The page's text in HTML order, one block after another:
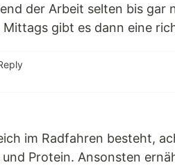
der Arbeit selten bis
Mittags gibt es dann eine
im Radfahren besteht,
Protein. Ansonsten